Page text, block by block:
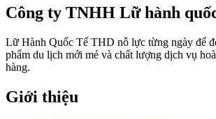
Công ty TNHH Lữ hành
Lữ Hành Quốc Tế THD nỗ lực từng ngày để
phẩm du lịch mới mẻ và chất lượng dịch vụ
hàng.
Giới thiệu